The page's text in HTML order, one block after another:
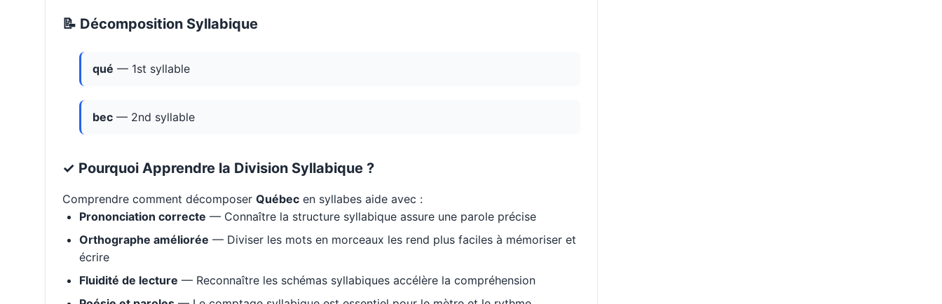
📝 Décomposition Syllabique
qué — 1st syllable
bec — 2nd syllable
✓ Pourquoi Apprendre la Division Syllabique ?
Comprendre comment décomposer Québec en syllabes aide avec :
Prononciation correcte — Connaître la structure syllabique assure une parole précise
Orthographe améliorée — Diviser les mots en morceaux les rend plus faciles à mémoriser et
écrire
Fluidité de lecture — Reconnaître les schémas syllabiques accélère la compréhension